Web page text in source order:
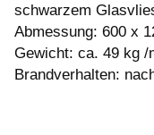
schwarzem
Abmessung: 600 x
Gewicht: ca. 49 kg /
Brandverhalten: